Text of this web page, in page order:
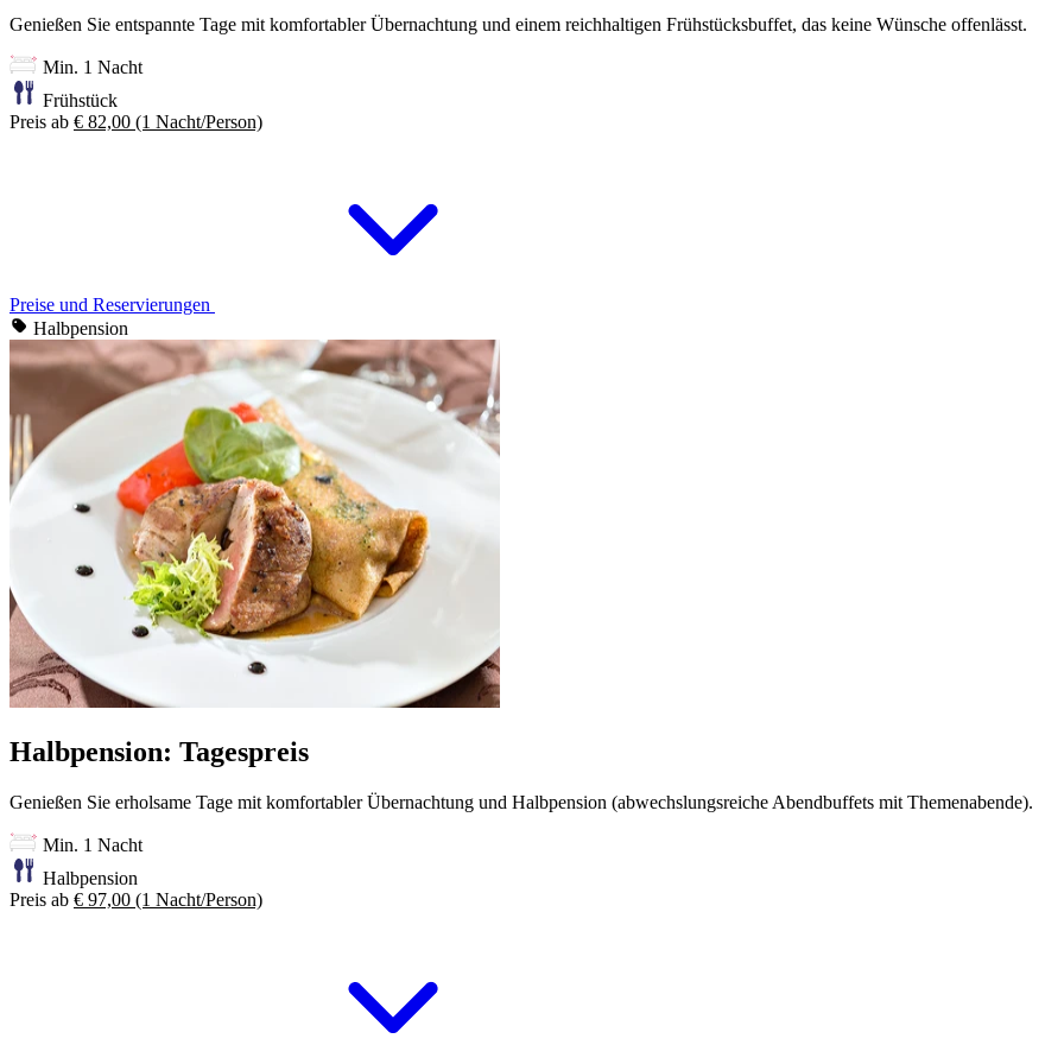
Genießen Sie entspannte Tage mit komfortabler Übernachtung und einem reichhaltigen Frühstücksbuffet, das keine Wünsche offenlässt.
Min. 1 Nacht
Frühstück
Preis ab € 82,00 (1 Nacht/Person)
Preise und Reservierungen
Halbpension
Halbpension: Tagespreis
Genießen Sie erholsame Tage mit komfortabler Übernachtung und Halbpension (abwechslungsreiche Abendbuffets mit Themenabende).
Min. 1 Nacht
Halbpension
Preis ab € 97,00 (1 Nacht/Person)